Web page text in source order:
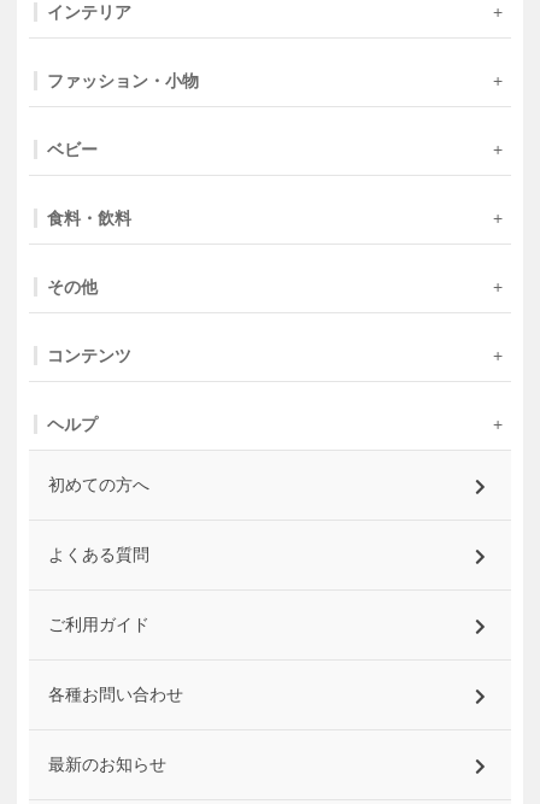
インテリア
ファッション・小物
ベビー
食料・飲料
その他
コンテンツ
ヘルプ
初めての方へ
よくある質問
ご利用ガイド
各種お問い合わせ
最新のお知らせ